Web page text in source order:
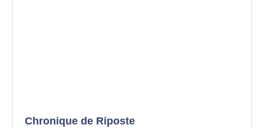
Chronique de Riposte